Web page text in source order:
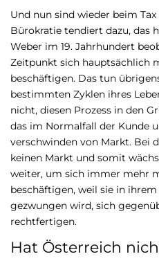
Und nun sind wieder beim
Bürokratie tendiert dazu, das
Weber im 19. Jahrhundert
Zeitpunkt sich hauptsächlich
beschäftigen. Das tun
bestimmten Zyklen ihres
nicht, diesen Prozess in den
das im Normalfall der Kunde
verschwinden von Markt. Bei
keinen Markt und somit
weiter, um sich immer mehr
beschäftigen, weil sie in
gezwungen wird, sich
rechtfertigen.
Hat Österreich